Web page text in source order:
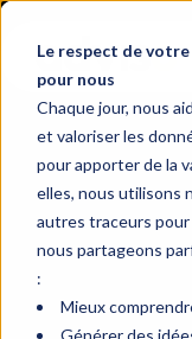
Le respect de
pour nous
Chaque jour, nous
et valoriser les
pour apporter de la
elles, nous utilisons
autres traceurs
nous partageons
:
Mieux
Générer des